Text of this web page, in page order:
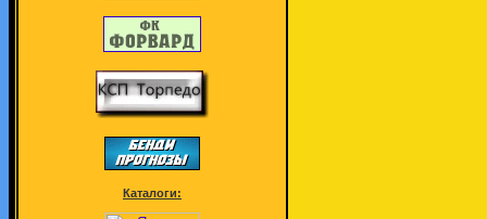
Каталоги: